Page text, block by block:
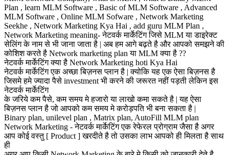
Plan , learn MLM Software , Basic of MLM Software , Advanced
MLM Software , Online MLM Sofware , Network Marketing
Seekhe , Network Marketing Kya Hai , add guru MLM Plan ,
Network Marketing meaning- नेटवर्क मार्केटिंग जिसे MLM या डाइरेक्ट
सेलिंग के नाम से भी जाना जाता है | अब हम आगे बढ़ते है और आपको समझने की
कोशिश करते है Network marketing plan या MLM क्या है ??
नेटवर्क मार्केटिंग क्या है Network Marketing hoti Kya Hai
नेटवर्क मार्केटिंग एक अच्छा बिज़नस प्लान है | क्योकि यह एक ऐसा बिज़नस है
जिसमे हमे ज्यादा पैसे investment भी करने की जरूरत नहीं पड़ती लेकिन इस
नेटवर्क मार्केटिंग
के जरिये कम पैसे, कम समय मे हजारो या लाखो कमा सकते है | यह ऐसा
बिज़नस प्लान है जो आपको कम समय मे करोड़पति भी बना सकता है |
Binary plan, unilevel plan , Matrix plan, AutoFill MLM plan
Network Marketing - नेटवर्क मार्केटिंग एक रेफेरल प्रोग्राम जैसा है अगर
आप कोई वस्तु [ Product ] खरदीते है तो उसका लाभ आपको ही मिलता है साथ
ही